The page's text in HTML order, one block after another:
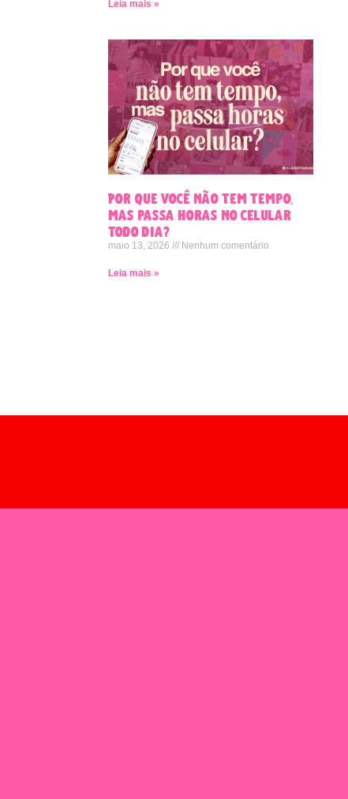
Leia mais »
Por que você não tem tempo,
mas passa horas no celular
todo dia?
maio 13, 2026 Nenhum comentário
Leia mais »